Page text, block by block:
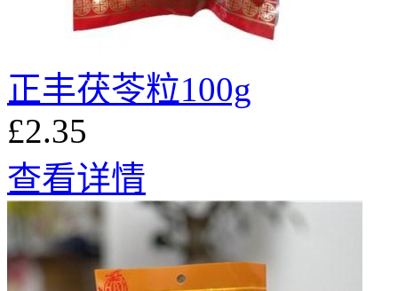
正丰茯苓粒100g
£2.35
查看详情